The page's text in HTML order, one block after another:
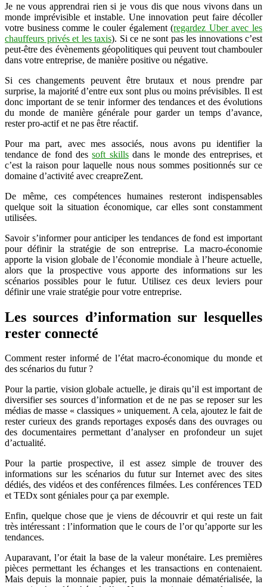
Je ne vous apprendrai rien si je vous dis que nous vivons dans un
monde imprévisible et instable. Une innovation peut faire décoller
votre business comme le couler également (regardez Uber avec les
chauffeurs privés et les taxis). Si ce ne sont pas les innovations c’est
peut-être des évènements géopolitiques qui peuvent tout chambouler
dans votre entreprise, de manière positive ou négative.
Si ces changements peuvent être brutaux et nous prendre par
surprise, la majorité d’entre eux sont plus ou moins prévisibles. Il est
donc important de se tenir informer des tendances et des évolutions
du monde de manière générale pour garder un temps d’avance,
rester pro-actif et ne pas être réactif.
Pour ma part, avec mes associés, nous avons pu identifier la
tendance de fond dessoft skillsdans le monde des entreprises, et
c’est la raison pour laquelle nous nous sommes positionnés sur ce
domaine d’activité avec creapreZent.
De même, ces compétences humaines resteront indispensables
quelque soit la situation économique, car elles sont constamment
utilisées.
Savoir s’informer pour anticiper les tendances de fond est important
pour définir la stratégie de son entreprise. La macro-économie
apporte la vision globale de l’économie mondiale à l’heure actuelle,
alors que la prospective vous apporte des informations sur les
scénarios possibles pour le futur. Utilisez ces deux leviers pour
définir une vraie stratégie pour votre entreprise.
Les sources d’information sur lesquelles
rester connecté
Comment rester informé de l’état macro-économique du monde et
des scénarios du futur ?
Pour la partie, vision globale actuelle, je dirais qu’il est important de
diversifier ses sources d’information et de ne pas se reposer sur les
médias de masse « classiques » uniquement. A cela, ajoutez le fait de
rester curieux des grands reportages exposés dans des ouvrages ou
des documentaires permettant d’analyser en profondeur un sujet
d’actualité.
Pour la partie prospective, il est assez simple de trouver des
informations sur les scénarios du futur sur Internet avec des sites
dédiés, des vidéos et des conférences filmées. Les conférences TED
et TEDx sont géniales pour ça par exemple.
Enfin, quelque chose que je viens de découvrir et qui reste un fait
très intéressant : l’information que le cours de l’or qu’apporte sur les
tendances.
Auparavant, l’or était la base de la valeur monétaire. Les premières
pièces permettant les échanges et les transactions en contenaient.
Mais depuis la monnaie papier, puis la monnaie dématérialisée, la